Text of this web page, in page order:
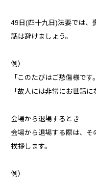
49日(四十九日)法要では、
話は避けましょう。
例）
「このたびはご愁傷様です
「故人には非常にお世話に
会場から退場するとき
会場から退場する際は、
挨拶します。
例）